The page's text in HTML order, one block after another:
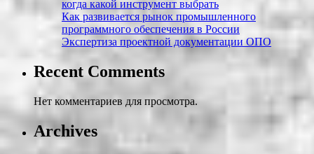
когда какой инструмент выбрать
Как развивается рынок промышленного
программного обеспечения в России
Экспертиза проектной документации ОПО
Recent Comments
Нет комментариев для просмотра.
Archives